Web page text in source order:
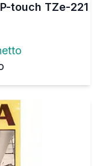
touch TZe-221